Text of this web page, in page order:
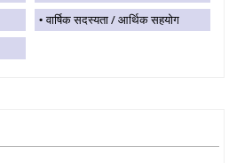
वार्षिक सदस्यता / आर्थिक सहयोग